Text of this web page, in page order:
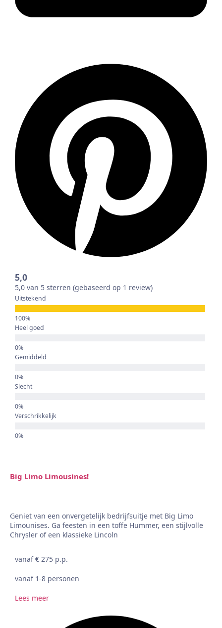
5,0
5,0 van 5 sterren (gebaseerd op 1 review)
Uitstekend
Heel goed
Gemiddeld
Slecht
Verschrikkelijk
Big Limo Limousines!
Geniet van een onvergetelijk bedrijfsuitje met Big Limo
Limounises. Ga feesten in een toffe Hummer, een stijlvolle
Chrysler of een klassieke Lincoln
vanaf € 275 p.p.
vanaf 1-8 personen
Lees meer